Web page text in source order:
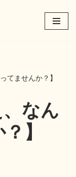
てませんか？】
、なん
】